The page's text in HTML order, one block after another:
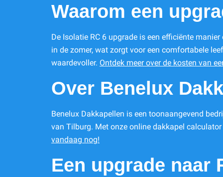
Waarom een
De Isolatie RC 6 upgrade is een efficiënte
in de zomer, wat zorgt voor een comfortabele
waardevoller. Ontdek meer over de kosten van
Over Benelux
Benelux Dakkapellen is een toonaangevend
van Tilburg. Met onze online dakkapel
vandaag nog!
Een upgrade naar